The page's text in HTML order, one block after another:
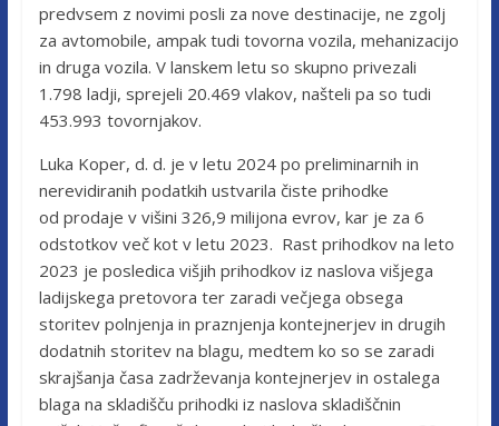
predvsem z novimi posli za nove destinacije, ne zgolj
za avtomobile, ampak tudi tovorna vozila, mehanizacijo
in druga vozila. V lanskem letu so skupno privezali
1.798 ladji, sprejeli 20.469 vlakov, našteli pa so tudi
453.993 tovornjakov.
Luka Koper, d. d. je v letu 2024 po preliminarnih in
nerevidiranih podatkih ustvarila čiste prihodke
od prodaje v višini 326,9 milijona evrov, kar je za 6
odstotkov več kot v letu 2023. Rast prihodkov na leto
2023 je posledica višjih prihodkov iz naslova višjega
ladijskega pretovora ter zaradi večjega obsega
storitev polnjenja in praznjenja kontejnerjev in drugih
dodatnih storitev na blagu, medtem ko so se zaradi
skrajšanja časa zadrževanja kontejnerjev in ostalega
blaga na skladišču prihodki iz naslova skladiščnin